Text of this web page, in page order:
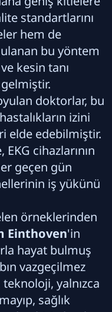
standartlarını
hem de
bu yöntem
kesin tanı
doktorlar, bu
izini
elde edebilmiştir.
cihazlarının
geçen gün
iş yükünü
örneklerinden
Einthoven'in
hayat bulmuş
vazgeçilmez
yalnızca
sağlık